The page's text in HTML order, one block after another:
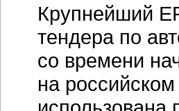
Крупнейший
тендера по
со времени
на